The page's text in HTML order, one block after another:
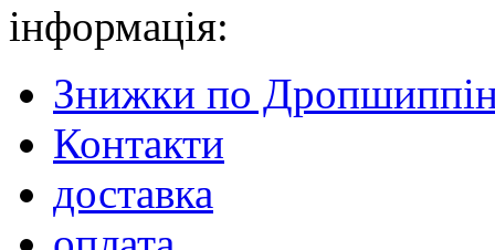
інформація:
Знижки по
Контакти
доставка